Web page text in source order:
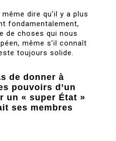
dire qu’il y a plus
fondamentalement,
de choses qui nous
même s’il connaît
toujours solide.
de donner à
pouvoirs d’un
un « super État »
ses membres